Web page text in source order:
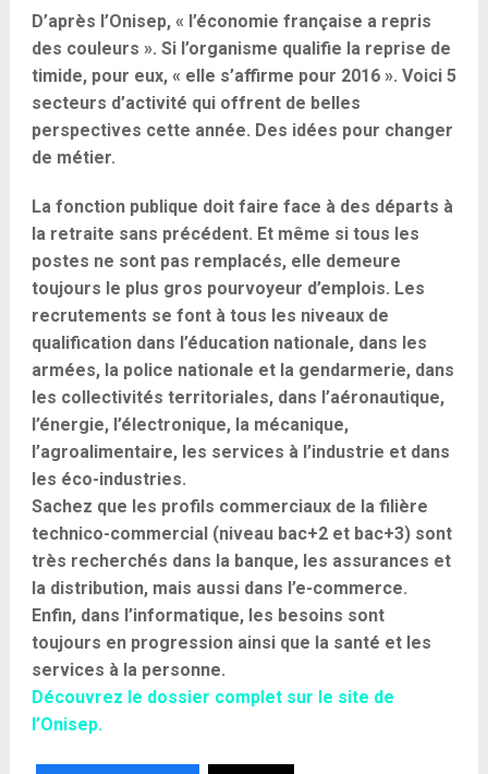
D’après l’Onisep, « l’économie française a repris
des couleurs ». Si l’organisme qualifie la reprise de
timide, pour eux, « elle s’affirme pour 2016 ». Voici 5
secteurs d’activité qui offrent de belles
perspectives cette année. Des idées pour changer
de métier.
La fonction publique doit faire face à des départs à
la retraite sans précédent. Et même si tous les
postes ne sont pas remplacés, elle demeure
toujours le plus gros pourvoyeur d’emplois. Les
recrutements se font à tous les niveaux de
qualification dans l’éducation nationale, dans les
armées, la police nationale et la gendarmerie, dans
les collectivités territoriales, dans l’aéronautique,
l’énergie, l’électronique, la mécanique,
l’agroalimentaire, les services à l’industrie et dans
les éco-industries.
Sachez que les profils commerciaux de la filière
technico-commercial (niveau bac+2 et bac+3) sont
très recherchés dans la banque, les assurances et
la distribution, mais aussi dans l’e-commerce.
Enfin, dans l’informatique, les besoins sont
toujours en progression ainsi que la santé et les
services à la personne.
Découvrez le dossier complet sur le site de
l’Onisep.